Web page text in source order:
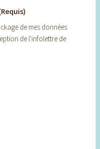
de mes données
de l'infolettre de